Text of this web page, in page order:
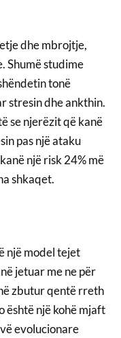
dhe mbrojtje,
Shumë studime
tonë
stresin dhe ankthin.
se njerëzit që kanë
pas një ataku
një risk 24% më
shkaqet.
një model tejet
jetuar me ne për
zbutur qentë rreth
është një kohë mjaft
evolucionare